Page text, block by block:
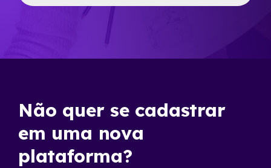
Não quer se cadastrar
em uma nova
plataforma?